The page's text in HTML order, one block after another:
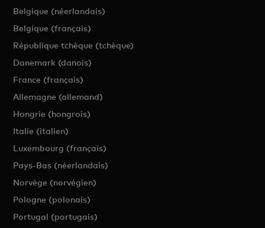
Belgique (néerlandais)
Belgique (français)
République tchèque (tchèque)
Danemark (danois)
France (français)
Allemagne (allemand)
Hongrie (hongrois)
Italie (italien)
Luxembourg (français)
Pays-Bas (néerlandais)
Norvège (norvégien)
Pologne (polonais)
Portugal (portugais)